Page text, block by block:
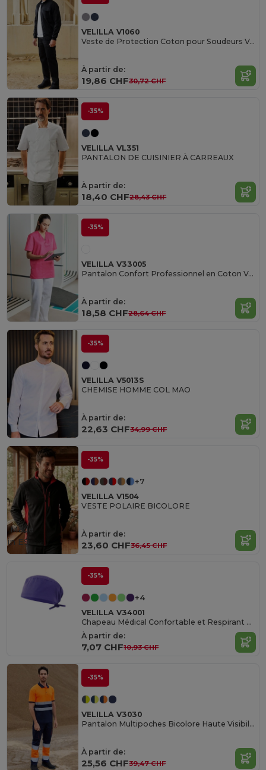
VELILLA V1060
Veste de Protection Coton pour Soudeurs Velilla
À partir de:
19,86 CHF30,72 CHF
-35%
VELILLA VL351
PANTALON DE CUISINIER À CARREAUX
À partir de:
18,40 CHF28,43 CHF
-35%
VELILLA V33005
Pantalon Confort Professionnel en Coton Velilla
À partir de:
18,58 CHF28,64 CHF
-35%
VELILLA V5013S
CHEMISE HOMME COL MAO
À partir de:
22,63 CHF34,99 CHF
-35%
+7
VELILLA V1504
VESTE POLAIRE BICOLORE
À partir de:
23,60 CHF36,45 CHF
Made
in ES
-35%
+4
VELILLA V34001
Chapeau Médical Confortable et Respirant Velilla
À partir de:
7,07 CHF10,93 CHF
-35%
VELILLA V3030
Pantalon Multipoches Bicolore Haute Visibilité
À partir de:
25,56 CHF39,47 CHF